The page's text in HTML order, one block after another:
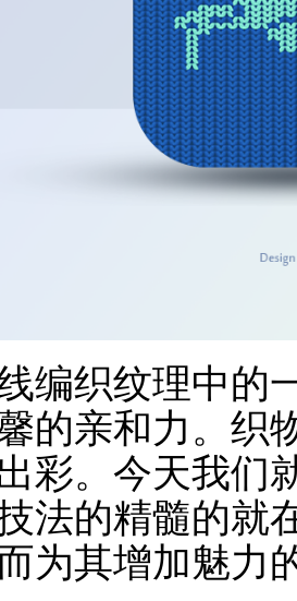
编织纹理中的
的亲和力。织
彩。今天我们
法的精髓的就
为其增加魅力